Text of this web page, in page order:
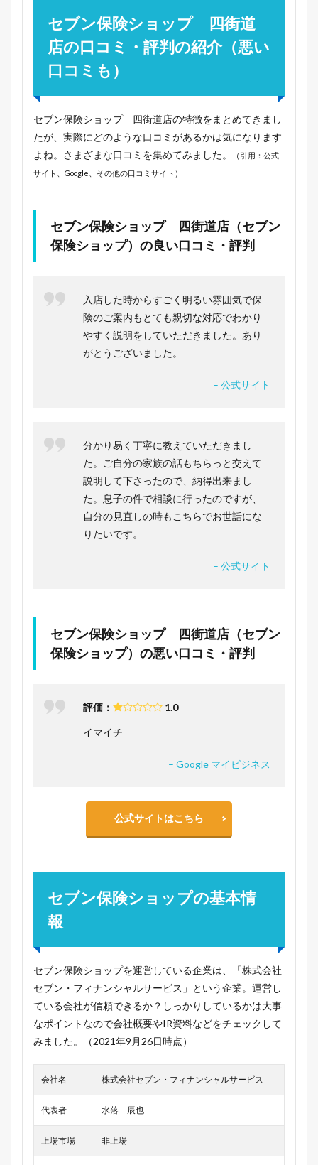
セブン保険ショップ 四街道
店の口コミ・評判の紹介（悪い
口コミも）
セブン保険ショップ 四街道店の特徴をまとめてきまし
たが、実際にどのような口コミがあるかは気になります
よね。さまざまな口コミを集めてみました。
（引用：公式
サイト、Google、その他の口コミサイト）
セブン保険ショップ 四街道店（セブン
保険ショップ）の良い口コミ・評判
入店した時からすごく明るい雰囲気で保
険のご案内もとても親切な対応でわかり
やすく説明をしていただきました。あり
がとうございました。
– 公式サイト
分かり易く丁寧に教えていただきまし
た。ご自分の家族の話もちらっと交えて
説明して下さったので、納得出来まし
た。息子の件で相談に行ったのですが、
自分の見直しの時もこちらでお世話にな
りたいです。
– 公式サイト
セブン保険ショップ 四街道店（セブン
保険ショップ）の悪い口コミ・評判
評価： 1.0
イマイチ
– Google マイビジネス
公式サイトはこちら
セブン保険ショップの基本情
報
セブン保険ショップを運営している企業は、「株式会社
セブン・フィナンシャルサービス」という企業。運営し
ている会社が信頼できるか？しっかりしているかは大事
なポイントなので会社概要やIR資料などをチェックして
みました。（2021年9月26日時点）
会社名 株式会社セブン・フィナンシャルサービス
代表者 水落 辰也
上場市場 非上場